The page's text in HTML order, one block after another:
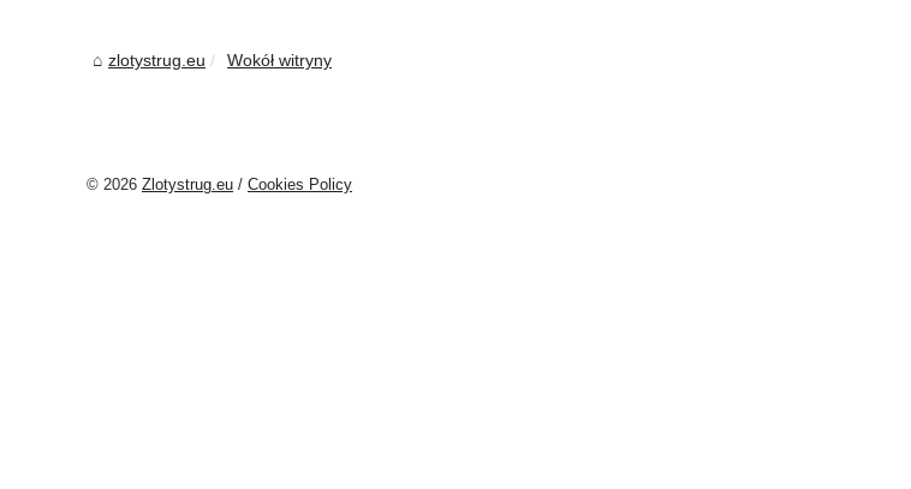
zlotystrug.eu Wokół witryny
© 2026 Zlotystrug.eu / Cookies Policy